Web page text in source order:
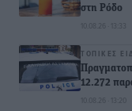
στη Ρόδο
10.08.26 · 13:33
ΤΟΠΙΚΈΣ
12.272
10.08.26 · 13:20